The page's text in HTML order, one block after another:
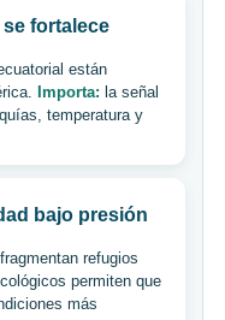
fortalece
están
Importa: la señal
temperatura y
bajo presión
refugios
permiten que
más